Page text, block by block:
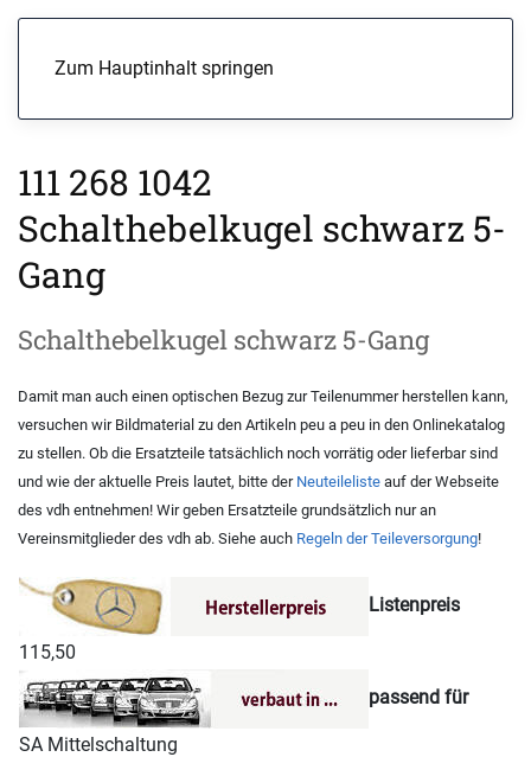
Zum Hauptinhalt springen
111 268 1042
Schalthebelkugel schwarz 5-
Gang
Schalthebelkugel schwarz 5-Gang
Damit man auch einen optischen Bezug zur Teilenummer herstellen kann,
versuchen wir Bildmaterial zu den Artikeln peu a peu in den Onlinekatalog
zu stellen. Ob die Ersatzteile tatsächlich noch vorrätig oder lieferbar sind
und wie der aktuelle Preis lautet, bitte der Neuteileliste auf der Webseite
des vdh entnehmen! Wir geben Ersatzteile grundsätzlich nur an
Vereinsmitglieder des vdh ab. Siehe auch Regeln der Teileversorgung!
Listenpreis
115,50
passend für
SA Mittelschaltung